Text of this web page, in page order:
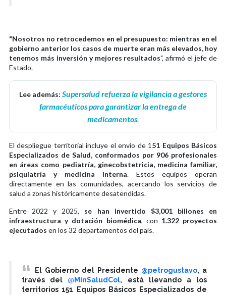
"Nosotros no retrocedemos en el presupuesto: mientras en el
gobierno anterior los casos de muerte eran más elevados, hoy
tenemos más inversión y mejores resultados", afirmó el jefe de
Estado.
Lee además: Supersalud refuerza la vigilancia a gestores
farmacéuticos para garantizar la entrega de
medicamentos.
El despliegue territorial incluye el envío de 1 51 Equipos Básicos
Especializados de Salud, conformados por 906 profesionales
en áreas como pediatría, ginecobstetricia, medicina familiar,
psiquiatría y medicina interna. Estos equipos operan
directamente en las comunidades, acercando los servicios de
salud a zonas históricamente desatendidas.
Entre 2022 y 2025, se han invertido $3,001 billones en
infraestructura y dotación biomédica, con 1.322 proyectos
ejecutados en los 32 departamentos del país.
El Gobierno del Presidente @petrogustavo, a
través del @MinSaludCol, está llevando a los
territorios 151 Equipos Básicos Especializados de